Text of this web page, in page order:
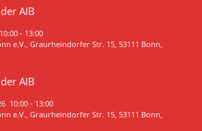
AIB
10:00 - 13:00
e.V., Graurheindorfer Str. 15, 53111 Bonn,
AIB
10:00 - 13:00
e.V., Graurheindorfer Str. 15, 53111 Bonn,